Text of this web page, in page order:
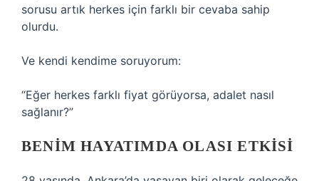
sorusu artık herkes için farklı bir cevaba sahip
olurdu.
Ve kendi kendime soruyorum:
“Eğer herkes farklı fiyat görüyorsa, adalet nasıl
sağlanır?”
BENIM HAYATIMDA OLASI ETKISI